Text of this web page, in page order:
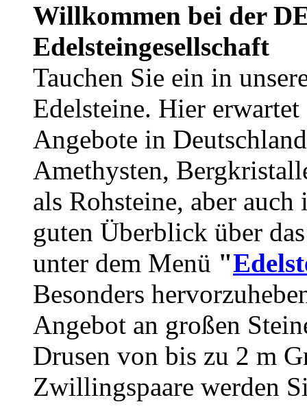
Willkommen bei der
Edelsteingesellschaft
Tauchen Sie ein in
Edelsteine. Hier
Angebote in
Amethysten,
als Rohsteine, aber
guten Überblick über
unter dem Menü "
Besonders
Angebot an großen
Drusen von bis zu 2 m
Zwillingspaare werden